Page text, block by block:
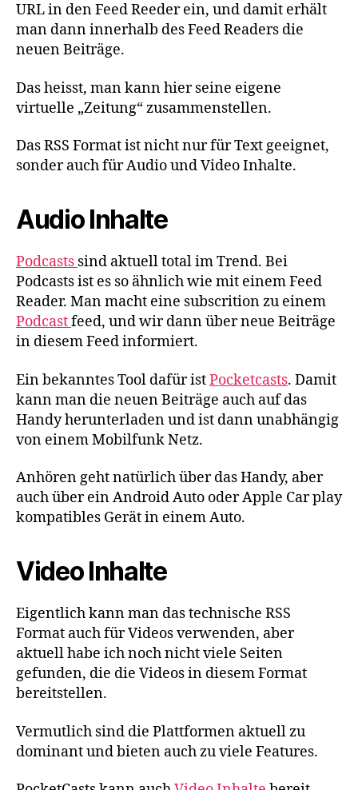
URL in den Feed Reeder ein, und damit erhält
man dann innerhalb des Feed Readers die
neuen Beiträge.
Das heisst, man kann hier seine eigene
virtuelle „Zeitung“ zusammenstellen.
Das RSS Format ist nicht nur für Text geeignet,
sonder auch für Audio und Video Inhalte.
Audio Inhalte
Podcasts sind aktuell total im Trend. Bei
Podcasts ist es so ähnlich wie mit einem Feed
Reader. Man macht eine subscrition zu einem
Podcastfeed, und wir dann über neue Beiträge
in diesem Feed informiert.
Ein bekanntes Tool dafür istPocketcasts. Damit
kann man die neuen Beiträge auch auf das
Handy herunterladen und ist dann unabhängig
von einem Mobilfunk Netz.
Anhören geht natürlich über das Handy, aber
auch über ein Android Auto oder Apple Car play
kompatibles Gerät in einem Auto.
Video Inhalte
Eigentlich kann man das technische RSS
Format auch für Videos verwenden, aber
aktuell habe ich noch nicht viele Seiten
gefunden, die die Videos in diesem Format
bereitstellen.
Vermutlich sind die Plattformen aktuell zu
dominant und bieten auch zu viele Features.